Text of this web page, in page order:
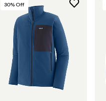
30% Off